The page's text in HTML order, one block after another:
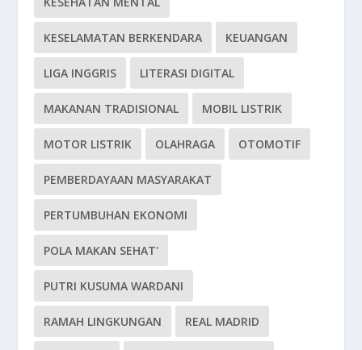
KESELAMATAN BERKENDARA KEUANGAN
LIGA INGGRIS LITERASI DIGITAL
MAKANAN TRADISIONAL MOBIL LISTRIK
MOTOR LISTRIK OLAHRAGA OTOMOTIF
PEMBERDAYAAN MASYARAKAT
PERTUMBUHAN EKONOMI
POLA MAKAN SEHAT'
PUTRI KUSUMA WARDANI
RAMAH LINGKUNGAN REAL MADRID